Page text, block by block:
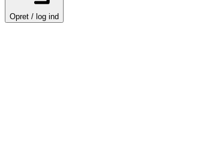
Opret / log ind